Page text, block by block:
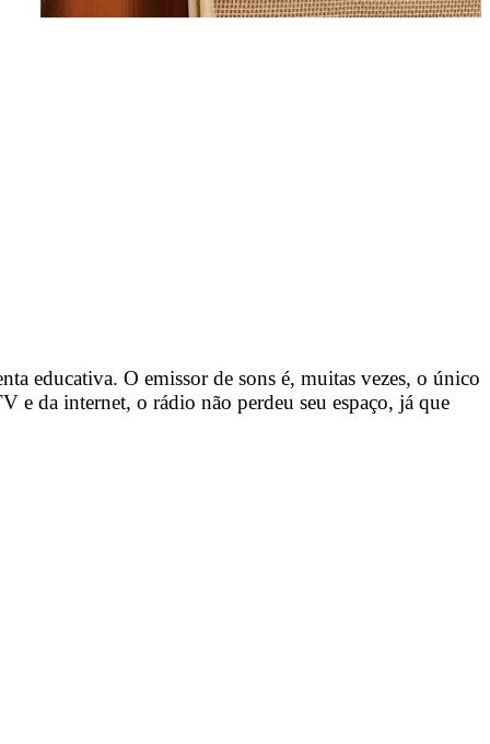
educativa. O emissor de sons é, muitas vezes, o único
e da internet, o rádio não perdeu seu espaço, já que